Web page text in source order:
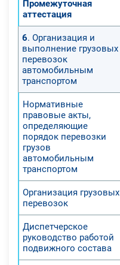
Промежуточная
аттестация
6. Организация и
выполнение грузовых
перевозок
автомобильным
транспортом
Нормативные
правовые акты,
определяющие
порядок перевозки
грузов
автомобильным
транспортом
Организация грузовых
перевозок
Диспетчерское
руководство работой
подвижного состава